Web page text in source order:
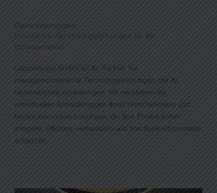
Dienstleistungen
Innovative Technologielösungen für Ihr
Unternehmen
Limmatronic GmbH ist Ihr Partner für
massgeschneiderte Technologielösungen, die Ihr
Unternehmen voranbringen. Wir verstehen die
individuellen Anforderungen Ihres Unternehmens und
bieten innovative Lösungen, die Ihre Produktivität
steigern, Effizienz verbessern und Wettbewerbsvorteile
schaffen.